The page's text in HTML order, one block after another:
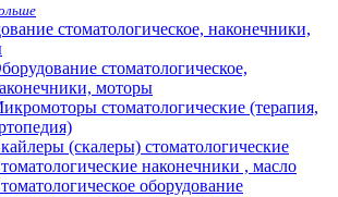
стоматологическое, наконечники,
стоматологическое,
моторы
стоматологические (терапия,
(скалеры) стоматологические
наконечники , масло
оборудование